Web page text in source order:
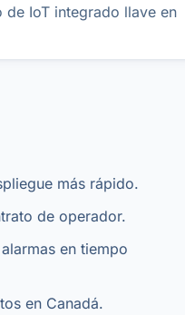
de IoT integrado llave en
más rápido.
de operador.
en tiempo
en Canadá.